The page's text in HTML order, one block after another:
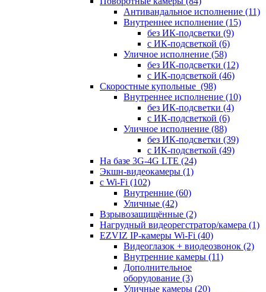
Антивандальное исполнение (11)
Внутреннее исполнение (15)
без ИК-подсветки (9)
с ИК-подсветкой (6)
Уличное исполнение (58)
без ИК-подсветки (12)
с ИК-подсветкой (46)
Скоростные купольные (98)
Внутреннее исполнение (10)
без ИК-подсветки (4)
с ИК-подсветкой (6)
Уличное исполнение (88)
без ИК-подсветки (39)
с ИК-подсветкой (49)
На базе 3G-4G LTE (24)
Экшн-видеокамеры (1)
с Wi-Fi (102)
Внутренние (60)
Уличные (42)
Взрывозащищённые (2)
Нагрудный видеорегстратор/камера (1)
EZVIZ IP-камеры Wi-Fi (40)
Видеоглазок + виодеозвонок (2)
Внутренние камеры (11)
Дополнительное
оборудование (3)
Уличные камеры (20)